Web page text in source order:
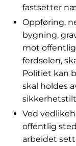
fastsetter
Oppføring,
bygning,
mot
ferdselen,
Politiet kan
skal holdes
Ved
offentlig
arbeidet